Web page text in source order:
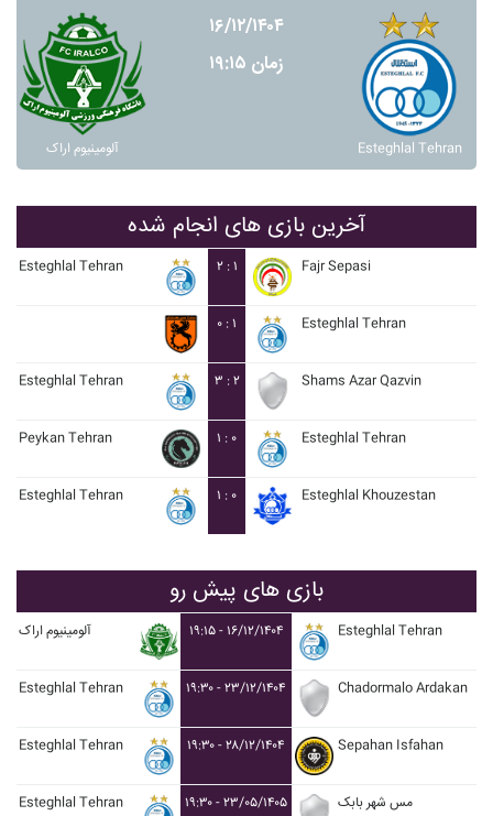
آلومينيوم اراک
۱۶/۱۲/۱۴۰۴
زمان ۱۹:۱۵
Esteghlal Tehran
آخرین بازی های انجام شده
Esteghlal Tehran ۲ : ۱ Fajr Sepasi
۰ : ۱ Esteghlal Tehran
Esteghlal Tehran ۳ : ۲ Shams Azar Qazvin
Peykan Tehran ۱ : ۰ Esteghlal Tehran
Esteghlal Tehran ۱ : ۰ Esteghlal Khouzestan
بازی های پیش رو
آلومينيوم اراک ۱۹:۱۵ - ۱۶/۱۲/۱۴۰۴ Esteghlal Tehran
Esteghlal Tehran ۱۹:۳۰ - ۲۳/۱۲/۱۴۰۴ Chadormalo Ardakan
Esteghlal Tehran ۱۹:۳۰ - ۲۸/۱۲/۱۴۰۴ Sepahan Isfahan
Esteghlal Tehran ۱۹:۳۰ - ۲۳/۰۵/۱۴۰۵ مس شهر بابک